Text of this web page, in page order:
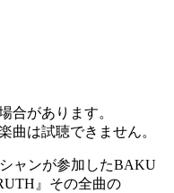
合があります。
曲は試聴できません。
ャンが参加したBAKU
』その全曲の